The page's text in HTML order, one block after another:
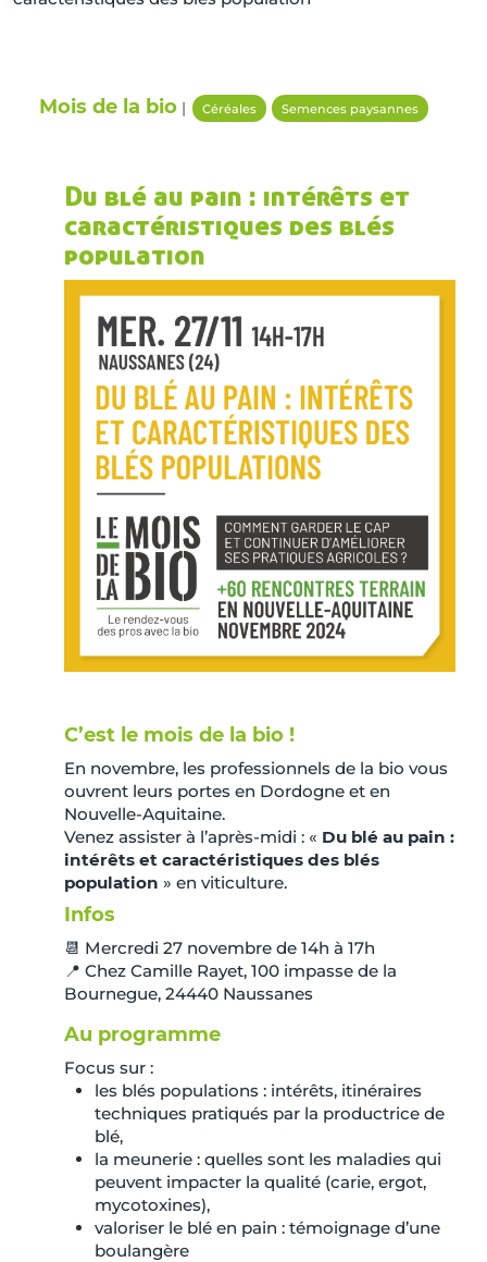
Mois de la bio | Céréales Semences paysannes
Du blé au pain : intérêts et
caractéristiques des blés
population
C’est le mois de la bio !
En novembre, les professionnels de la bio vous
ouvrent leurs portes en Dordogne et en
Nouvelle-Aquitaine.
Venez assister à l’après-midi : « Du blé au pain :
intérêts et caractéristiques des blés
population » en viticulture.
Infos
📆 Mercredi 27 novembre de 14h à 17h
📍 Chez Camille Rayet, 100 impasse de la
Bournegue, 24440 Naussanes
Au programme
Focus sur :
les blés populations : intérêts, itinéraires
techniques pratiqués par la productrice de
blé,
la meunerie : quelles sont les maladies qui
peuvent impacter la qualité (carie, ergot,
mycotoxines),
valoriser le blé en pain : témoignage d’une
boulangère